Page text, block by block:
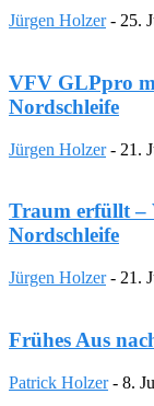
Jürgen Holzer - 25.
VFV GLPpro
Nordschleife
Jürgen Holzer - 21.
Traum erfüllt –
Nordschleife
Jürgen Holzer - 21.
Frühes Aus
Patrick Holzer - 8.